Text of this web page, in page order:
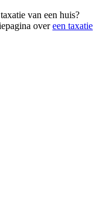
van een huis?
overeen taxatie